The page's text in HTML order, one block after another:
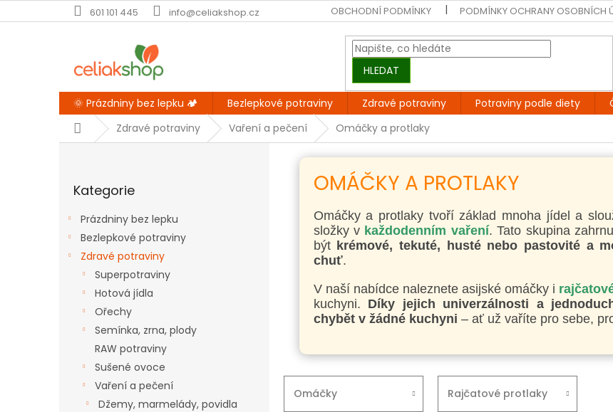
na
601 101 445 info@celiakshop.cz OBCHODNÍ PODMÍNKY PODMÍNKY OCHRANY OSOBNÍCH
HLEDAT
🌞 Prázdniny bez lepku 🏕️ Bezlepkové potraviny Zdravé potraviny Potraviny podle diety
DomůZdravé potraviny Vaření a pečení Omáčky a protlaky
kategorie
Kategorie
Prázdniny bez lepku
Bezlepkové potraviny
Zdravé potraviny
Superpotraviny
Hotová jídla
Ořechy
Semínka, zrna, plody
RAW potraviny
Sušené ovoce
Vaření a pečení
Džemy, marmelády, povidla
OMÁČKY A PROTLAKY
Omáčky a protlaky tvoří základ mnoha jídel a
složky v každodenním vaření. Tato skupina
být krémové, tekuté, husté nebo pastovité a
chuť.
V naší nabídce naleznete asijské omáčky i
kuchyni. Díky jejich univerzálnosti a
chybět v žádné kuchyni – ať už vaříte pro sebe,
Omáčky Rajčatové protlaky